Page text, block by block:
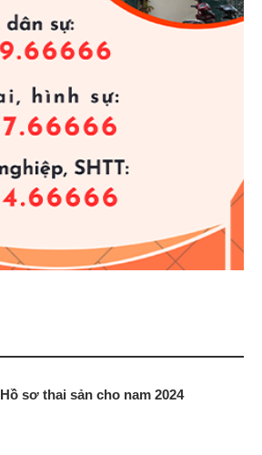
Hồ sơ thai sản cho nam 2024